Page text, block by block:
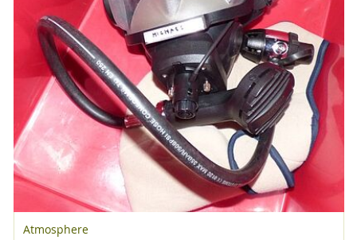
Atmosphere